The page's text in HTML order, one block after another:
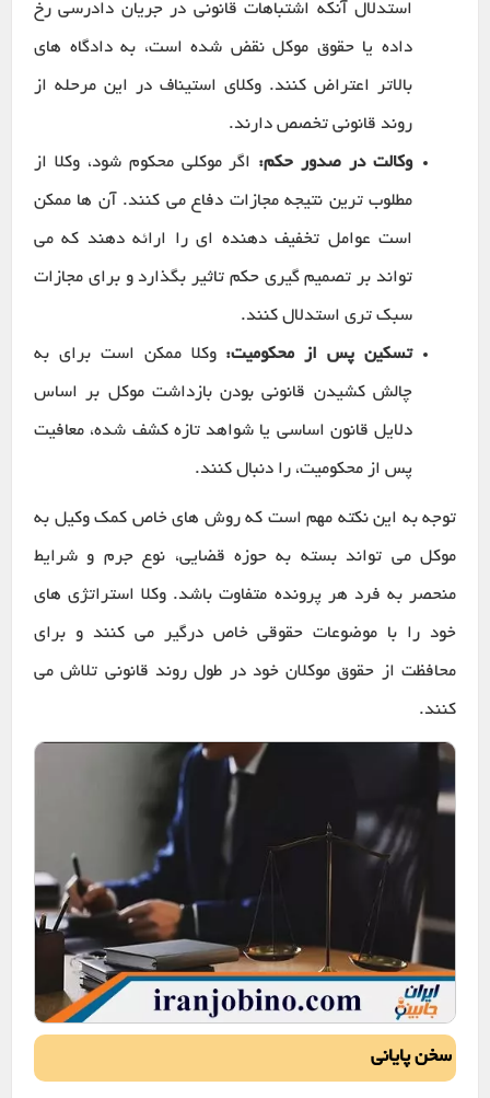
استدلال آنکه اشتباهات قانونی در جریان دادرسی رخ
داده یا حقوق موکل نقض شده است، به دادگاه های
بالاتر اعتراض کنند. وکلای استیناف در این مرحله از
روند قانونی تخصص دارند.
وکالت در صدور حکم: اگر موکلی محکوم شود، وکلا از
مطلوب ترین نتیجه مجازات دفاع می کنند. آن ها ممکن
است عوامل تخفیف دهنده ای را ارائه دهند که می
تواند بر تصمیم گیری حکم تاثیر بگذارد و برای مجازات
سبک تری استدلال کنند.
تسکین پس از محکومیت:وکلا ممکن است برای به
چالش کشیدن قانونی بودن بازداشت موکل بر اساس
دلایل قانون اساسی یا شواهد تازه کشف شده، معافیت
پس از محکومیت، را دنبال کنند.
توجه به این نکته مهم است که روش های خاص کمک وکیل به
موکل می تواند بسته به حوزه قضایی، نوع جرم و شرایط
منحصر به فرد هر پرونده متفاوت باشد. وکلا استراتژی های
خود را با موضوعات حقوقی خاص درگیر می کنند و برای
محافظت از حقوق موکلان خود در طول روند قانونی تلاش می
کنند.
سخن پایانی